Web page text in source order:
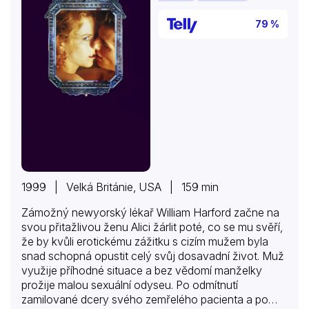
79 %
1999 | Velká Británie, USA | 159 min
Zámožný newyorský lékař William Harford začne na
svou přitažlivou ženu Alici žárlit poté, co se mu svěří,
že by kvůli erotickému zážitku s cizím mužem byla
snad schopná opustit celý svůj dosavadní život. Muž
využije příhodné situace a bez vědomí manželky
prožije malou sexuální odyseu. Po odmítnutí
zamilované dcery svého zemřelého pacienta a po